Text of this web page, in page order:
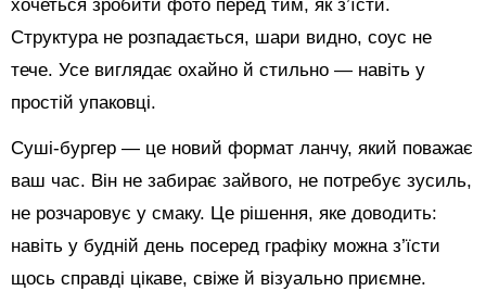
хочеться зробити фото перед тим, як з’їсти.
Структура не розпадається, шари видно, соус не
тече. Усе виглядає охайно й стильно — навіть у
простій упаковці.
Суші-бургер — це новий формат ланчу, який поважає
ваш час. Він не забирає зайвого, не потребує зусиль,
не розчаровує у смаку. Це рішення, яке доводить:
навіть у будній день посеред графіку можна з’їсти
щось справді цікаве, свіже й візуально приємне.